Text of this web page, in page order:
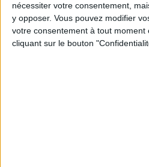
nécessiter votre consentement,
y opposer. Vous pouvez modifier
votre consentement à tout
cliquant sur le bouton
CONNAISSEZ-VOUS LE AIRBNB DE